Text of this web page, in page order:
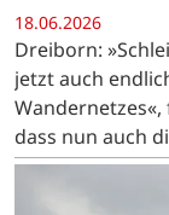
18.06.2026
Dreiborn:
jetzt auch
dass nun auch
und